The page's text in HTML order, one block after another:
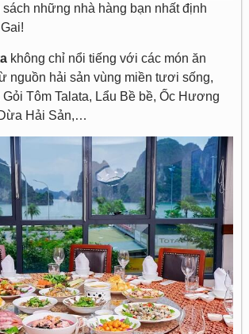
sách những nhà hàng bạn nhất định
không chỉ nổi tiếng với các món ăn
nguồn hải sản vùng miền tươi sống,
Tôm Talata, Lẩu Bề bề, Ốc Hương
Hải Sản,…